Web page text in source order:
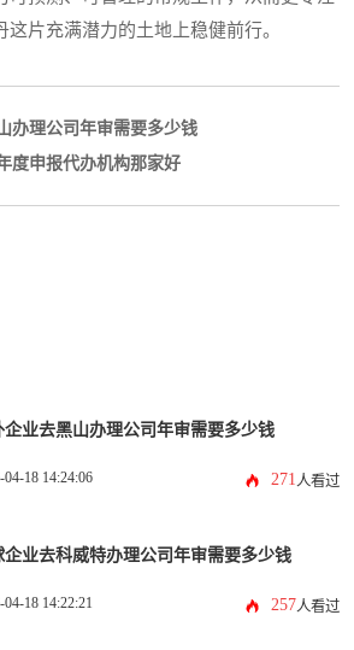
片充满潜力的土地上稳健前行。
办理公司年审需要多少钱
度申报代办机构那家好
企业去黑山办理公司年审需要多少钱
04-18 14:24:06 271人看过
企业去科威特办理公司年审需要多少钱
04-18 14:22:21 257人看过